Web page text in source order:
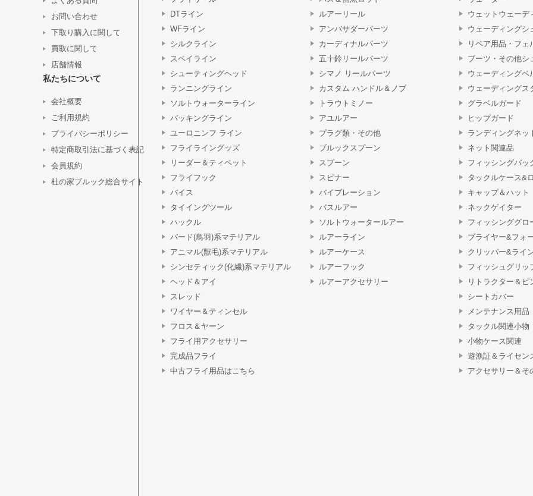
お問い合わせ
下取り購入に関して
買取に関して
店舗情報
私たちについて
会社概要
ご利用規約
プライバシーポリシー
特定商取引法に基づく表記
会員規約
杜の家ブルック総合サイト
DTライン
WFライン
シルクライン
スペイライン
シューティングヘッド
ランニングライン
ソルトウォーターライン
バッキングライン
ユーロニンフ ライン
フライライングッズ
リーダー＆ティペット
フライフック
バイス
タイイングツール
ハックル
バード(鳥羽)系マテリアル
アニマル(獣毛)系マテリアル
シンセティック(化繊)系マテリアル
ヘッド＆アイ
スレッド
ワイヤー＆ティンセル
フロス＆ヤーン
フライ用アクセサリー
完成品フライ
中古フライ用品はこちら
ルアーリール
アンバサダーパーツ
カーディナルパーツ
五十鈴リールパーツ
シマノ リールパーツ
カスタム ハンドル＆ノブ
トラウトミノー
アユルアー
プラグ類・その他
ブルックスプーン
スプーン
スピナー
バイブレーション
バスルアー
ソルトウォータールアー
ルアーライン
ルアーケース
ルアーフック
ルアーアクセサリー
ウェットウェーデ
ウェーディングシ
リペア用品・フェ
ブーツ・その他シ
ウェーディングベ
ウェーディングス
グラベルガード
ヒップガード
ランディングネッ
ネット関連品
フィッシングバッ
タックルケース&
キャップ＆ハット
ネックゲイター
フィッシンググロ
プライヤー&フォ
クリッパー&ライ
フィッシュグリッ
リトラクター＆ピ
シートカバー
メンテナンス用品
タックル関連小物
小物ケース関連
遊漁証＆ライセン
アクセサリー＆そ